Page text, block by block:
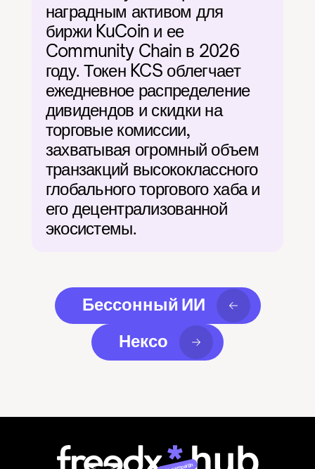
наградным активом для
биржи KuCoin и ее
Community Chain в 2026
году. Токен KCS облегчает
ежедневное распределение
дивидендов и скидки на
торговые комиссии,
захватывая огромный объем
транзакций высококлассного
глобального торгового хаба и
его децентрализованной
экосистемы.
Бессонный ИИ
Нексо